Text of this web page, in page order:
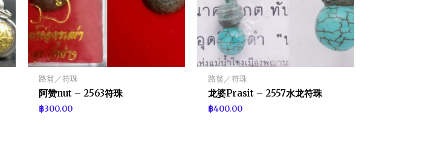
路翁／符珠
阿赞nut – 2563符珠
฿300.00
路翁／符珠
龙婆Prasit – 2557水龙符珠
฿400.00